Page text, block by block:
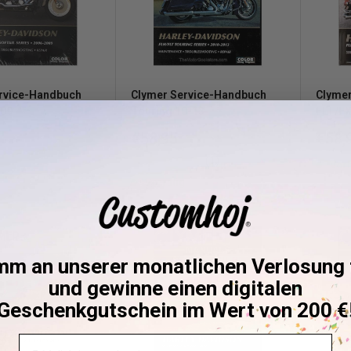
Handbuch
Clymer Service-Handbuch
FLT/
an unserer monatlichen
und gewinne einen digitalen
im Wert von 200